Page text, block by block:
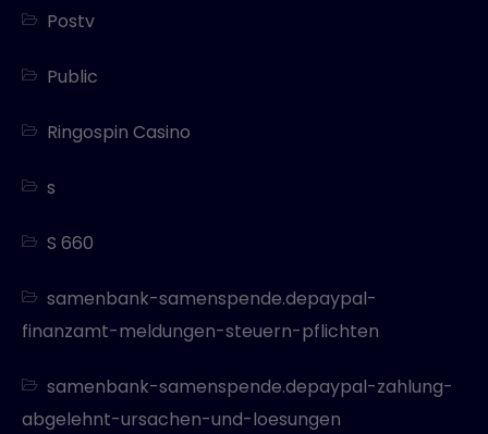
Postv
Public
Ringospin Casino
s
S 660
samenbank-samenspende.depaypal-
finanzamt-meldungen-steuern-pflichten
samenbank-samenspende.depaypal-zahlung-
abgelehnt-ursachen-und-loesungen